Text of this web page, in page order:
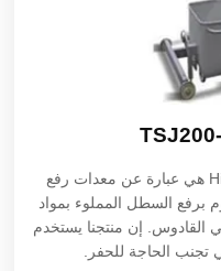
إن آلة رفع السطل Hiwell Machinery هي عبارة عن معدات رفع
برفع السطل المملوء بمواد
القادوس. إن منتجنا يستخدم
تجنب الحاجة للحفر.